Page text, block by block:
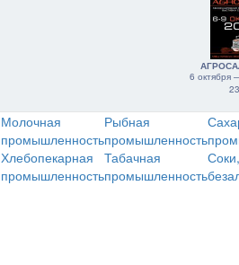
6 октября
Молочная
промышленность
Рыбная
промышленность
Хлебопекарная
промышленность
Табачная
промышленность